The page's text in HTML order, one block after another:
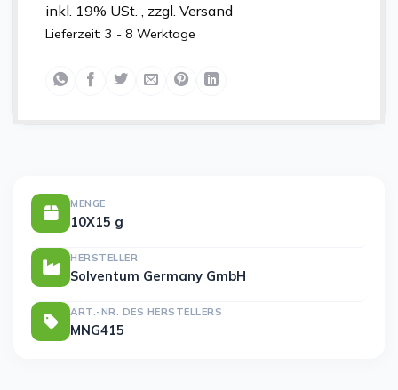
inkl. 19% USt. , zzgl. Versand
Lieferzeit: 3 - 8 Werktage
MENGE
10X15 g
HERSTELLER
Solventum Germany GmbH
ART.-NR. DES HERSTELLERS
MNG415